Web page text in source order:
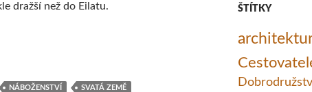
dražší než do Eilatu.
Izraele – Tel Aviv, Jaffa, Jeruzalém a Betlém v Palestině
NÁBOŽENSTVÍ SVATÁ ZEMĚ
ŠTÍTKY